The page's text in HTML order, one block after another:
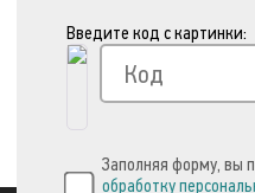
Введите код с картинки:
Заполняя форму, вы
обработку